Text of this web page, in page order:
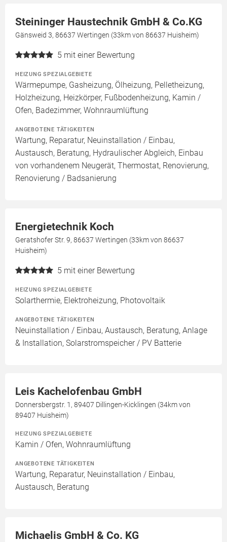
Steininger Haustechnik GmbH & Co.KG
Gänsweid 3, 86637 Wertingen (33km von 86637 Huisheim)
5 mit einer Bewertung
HEIZUNG SPEZIALGEBIETE
Wärmepumpe, Gasheizung, Ölheizung, Pelletheizung,
Holzheizung, Heizkörper, Fußbodenheizung, Kamin /
Ofen, Badezimmer, Wohnraumlüftung
ANGEBOTENE TÄTIGKEITEN
Wartung, Reparatur, Neuinstallation / Einbau,
Austausch, Beratung, Hydraulischer Abgleich, Einbau
von vorhandenem Neugerät, Thermostat, Renovierung,
Renovierung / Badsanierung
Energietechnik Koch
Geratshofer Str. 9, 86637 Wertingen (33km von 86637
Huisheim)
5 mit einer Bewertung
HEIZUNG SPEZIALGEBIETE
Solarthermie, Elektroheizung, Photovoltaik
ANGEBOTENE TÄTIGKEITEN
Neuinstallation / Einbau, Austausch, Beratung, Anlage
& Installation, Solarstromspeicher / PV Batterie
Leis Kachelofenbau GmbH
Donnersbergstr. 1, 89407 Dillingen-Kicklingen (34km von
89407 Huisheim)
HEIZUNG SPEZIALGEBIETE
Kamin / Ofen, Wohnraumlüftung
ANGEBOTENE TÄTIGKEITEN
Wartung, Reparatur, Neuinstallation / Einbau,
Austausch, Beratung
Michaelis GmbH & Co. KG